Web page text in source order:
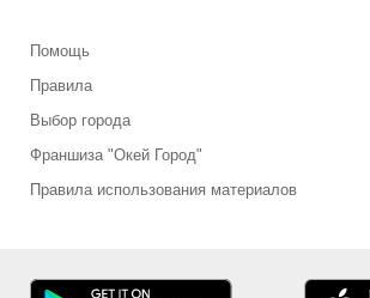
Помощь
Правила
Выбор города
Франшиза "Окей Город"
Правила использования материалов